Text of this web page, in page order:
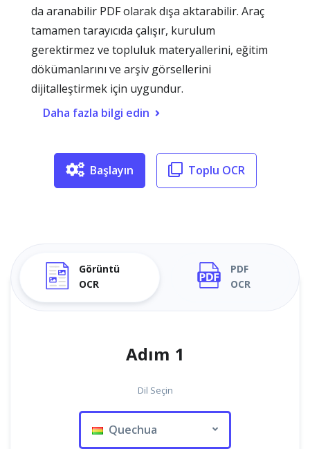
da aranabilir PDF olarak dışa aktarabilir. Araç
tamamen tarayıcıda çalışır, kurulum
gerektirmez ve topluluk materyallerini, eğitim
dökümanlarını ve arşiv görsellerini
dijitalleştirmek için uygundur.
Daha fazla bilgi edin
Başlayın Toplu OCR
Görüntü
OCR
PDF
OCR
Adım 1
Dil Seçin
Quechua